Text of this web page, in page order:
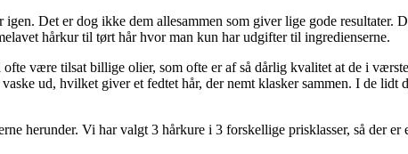
Det er dog ikke dem allesammen som giver lige gode resultater.
hårkur til tørt hår hvor man kun har udgifter til ingredienserne.
være tilsat billige olier, som ofte er af så dårlig kvalitet at de i
ud, hvilket giver et fedtet hår, der nemt klasker sammen. I de
herunder. Vi har valgt 3 hårkure i 3 forskellige prisklasser, så der er